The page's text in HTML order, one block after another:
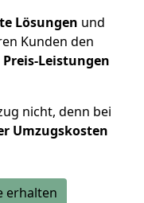
Lösungen und
Kunden den
Leistungen
nicht, denn bei
Umzugskosten
erhalten